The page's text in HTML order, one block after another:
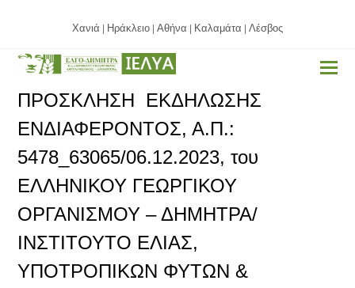
Χανιά Ηράκλειο Αθήνα Καλαμάτα Λέσβος
ΠΡΟΣΚΛΗΣΗ ΕΚΔΗΛΩΣΗΣ
ΕΝΔΙΑΦΕΡΟΝΤΟΣ, Α.Π.:
5478_63065/06.12.2023, του
ΕΛΛΗΝΙΚΟΥ ΓΕΩΡΓΙΚΟΥ
ΟΡΓΑΝΙΣΜΟΥ – ΔΗΜΗΤΡΑ/
ΙΝΣΤΙΤΟΥΤΟ ΕΛΙΑΣ,
ΥΠΟΤΡΟΠΙΚΩΝ ΦΥΤΩΝ &